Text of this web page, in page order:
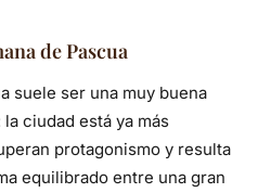
de Pascua
suele ser una muy buena
ciudad está ya más
protagonismo y resulta
equilibrado entre una gran